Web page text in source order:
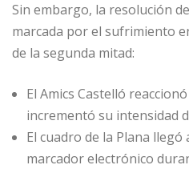
Sin embargo, la resolución
marcada por el sufrimiento
de la segunda mitad:
El Amics Castelló
incrementó su intensidad
El cuadro de la Plana
marcador electrónico